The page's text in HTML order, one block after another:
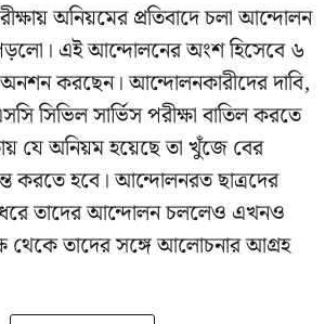
অনিয়মের প্রতিবাদে চলা আন্দোলন
এই আন্দোলনের অংশ হিসেবে ৬
করছেন। আন্দোলনকারীদের দাবি,
সিভিল সার্ভিস পরীক্ষা বাতিল করতে
যে অনিয়ম হয়েছে তা খুঁজে বের
করতে হবে। আন্দোলনরত ছাত্রদের
তাদের আন্দোলন চললেও এখনও
থেকে তাদের সঙ্গে আলোচনার আগ্রহ